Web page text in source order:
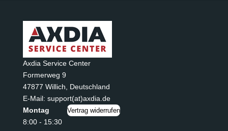
Axdia Service Center
Formerweg 9
47877 Willich
Deutschland
E-Mail: support(at)axdia.de
Montag
8:00 - 15:30
Vertrag widerrufen